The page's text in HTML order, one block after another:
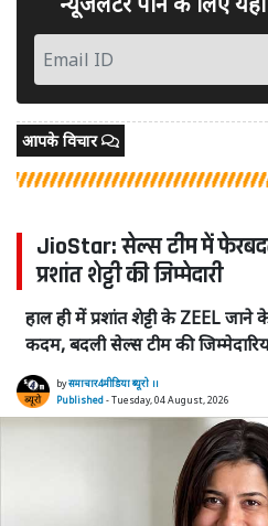
आपके विचार
JioStar: सेल्स टीम में
प्रशांत शेट्टी की जिम्मेदारी
हाल ही में प्रशांत शेट्टी के ZEEL
कदम, बदली सेल्स टीम की
byसमाचार4मीडिया ब्यूरो ।।
Published- Tuesday, 04 August, 2026